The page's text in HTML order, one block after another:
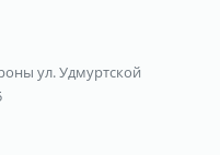
ул. Удмуртской